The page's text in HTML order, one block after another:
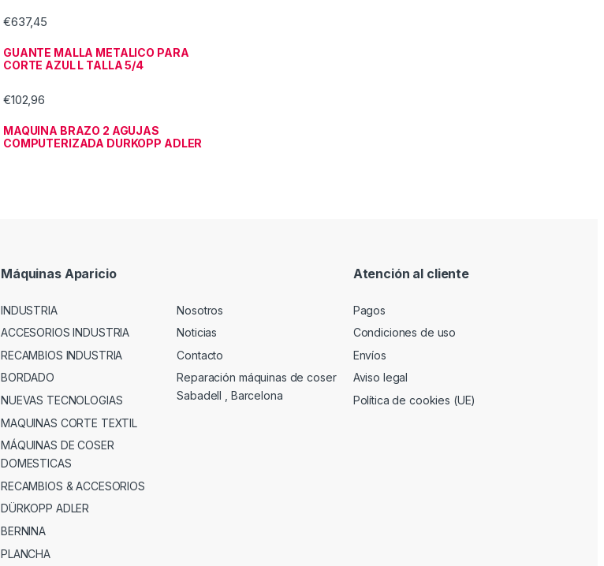
€637,45
GUANTE MALLA METALICO PARA
CORTE AZUL L TALLA 5/4
€102,96
MAQUINA BRAZO 2 AGUJAS
COMPUTERIZADA DURKOPP ADLER
Máquinas Aparicio
INDUSTRIA
ACCESORIOS INDUSTRIA
RECAMBIOS INDUSTRIA
BORDADO
NUEVAS TECNOLOGIAS
MAQUINAS CORTE TEXTIL
MÁQUINAS DE COSER
DOMESTICAS
RECAMBIOS & ACCESORIOS
DÜRKOPP ADLER
BERNINA
PLANCHA
Nosotros
Noticias
Contacto
Reparación máquinas de coser
Sabadell , Barcelona
Atención al cliente
Pagos
Condiciones de uso
Envíos
Aviso legal
Política de cookies (UE)